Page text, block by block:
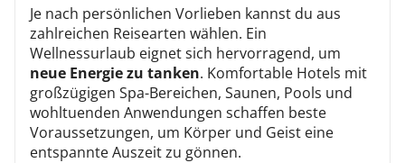
Je nach persönlichen Vorlieben kannst du aus
zahlreichen Reisearten wählen. Ein
Wellnessurlaub eignet sich hervorragend, um
neue Energie zu tanken. Komfortable Hotels mit
großzügigen Spa-Bereichen, Saunen, Pools und
wohltuenden Anwendungen schaffen beste
Voraussetzungen, um Körper und Geist eine
entspannte Auszeit zu gönnen.